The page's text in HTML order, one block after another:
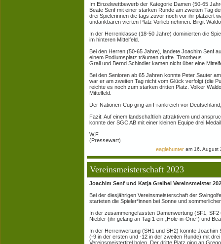
Im Einzelwettbewerb der Kategorie Damen (50-65
Beate Senf mit einer starken Runde am zweiten Tag
drei Spielerinnen die tags zuvor noch vor ihr platziert
undankbaren vierten Platz Vorlieb nehmen. Birgit
In der Herrenklasse (18-50 Jahre) dominierten die
im hinteren Mittelfeld.
Bei den Herren (50-65 Jahre), landete Joachim Senf
einem Podiumsplatz träumen durfte. Timotheus
Grall und Bernd Schindler kamen nicht über eine
Bei den Senioren ab 65 Jahren konnte Peter Sauter
war er am zweiten Tag nicht vom Glück verfolgt (die
reichte es noch zum starken dritten Platz. Volker
Mittelfeld.
Der Nationen-Cup ging an Frankreich vor
Fazit: Auf einem landschaftlich attraktivem und
konnte der SGC AB mit einer kleinen Equipe drei
W.F.
(Pressewart)
eaglehunteram 16. August
Vereinsmeisterschaft 2023
Joachim Senf und Katja Greibel Vereinsmeister
Bei der diesjährigen Vereinsmeisterschaft der
starteten die Spieler*innen bei Sonne und
In der zusammengefassten Damenwertung (SF1,
Niebler (ihr gelang an Tag 1 ein „Hole-in-One“) und
In der Herrenwertung (SH1 und SH2) konnte Joachim
(-9 in der ersten und -12 in der zweiten Runde) mit
Vereinsmeistertitel holen. Der dritte Platz ging an